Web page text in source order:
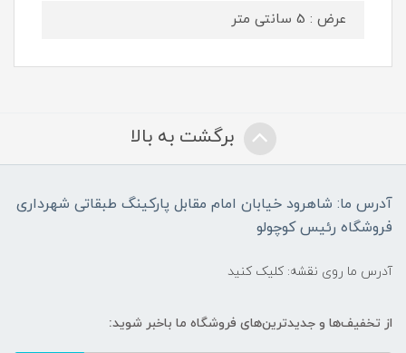
عرض : 5 سانتی متر
برگشت به بالا
آدرس ما: شاهرود خیابان امام مقابل پارکینگ طبقاتی شهرداری
فروشگاه رئیس کوچولو
آدرس ما روی نقشه: کلیک کنید
از تخفیف‌ها و جدیدترین‌های فروشگاه ما باخبر شوید: